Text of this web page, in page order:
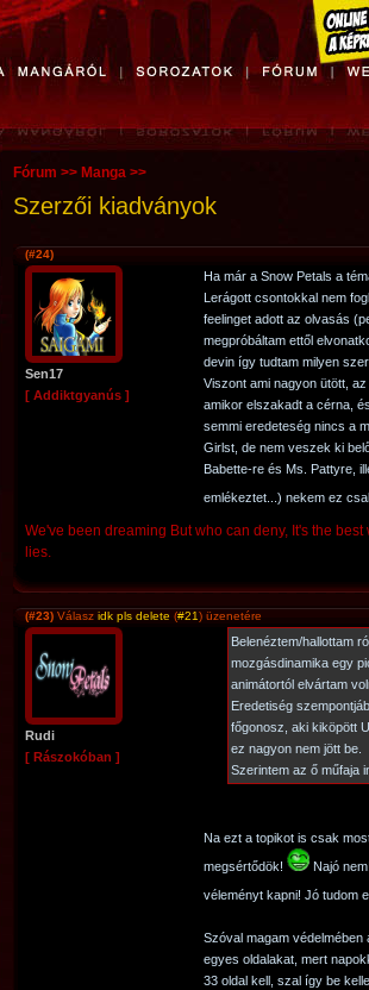
Fórum >> Manga >>
Szerzői kiadványok
(#24)
Sen17
[ Addiktgyanús ]
Ha már a Snow Petals a
Lerágott csontokkal nem
feelinget adott az olvasás
megpróbáltam ettől
devin így tudtam milyen
Viszont ami nagyon ütött,
amikor elszakadt a cérna,
semmi eredeteség nincs a
Girlst, de nem veszek ki
Babette-re és Ms. Pattyre,
emlékeztet...) nekem ez
We've been dreaming But who can deny, It's the
lies.
(#23) Válasz idk pls delete (#21) üzenetére
Rudi
[ Rászokóban ]
Belenéztem/hallottam
mozgásdinamika egy
animátortól elvártam
Eredetiség
főgonosz, aki kiköpött
ez nagyon nem jött be.
Szerintem az ő műfaja
Na ezt a topikot is csak
megsértődök!
Najó
véleményt kapni! Jó tudom
Szóval magam védelmében
egyes oldalakat, mert
33 oldal kell, szal így be